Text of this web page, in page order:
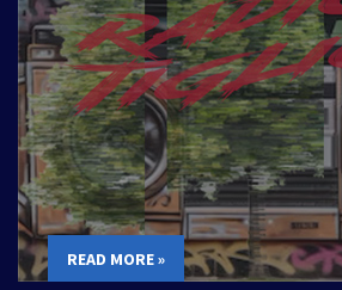
READ MORE »